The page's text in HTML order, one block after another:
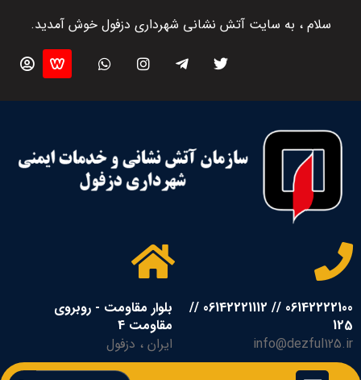
سلام ، به سایت آتش نشانی شهرداری دزفول خوش آمدید.
06142222100 // 06142221112 //
125
info@dezful125.ir
بلوار مقاومت - روبروی
مقاومت 4
ایران ، دزفول